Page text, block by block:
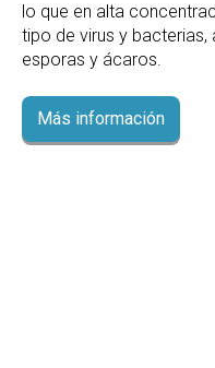
lo que en alta
tipo de virus y bacterias,
esporas y ácaros.
Más información